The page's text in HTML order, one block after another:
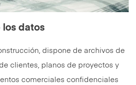
los datos
dispone de archivos de
clientes, planos de proyectos y
comerciales confidenciales